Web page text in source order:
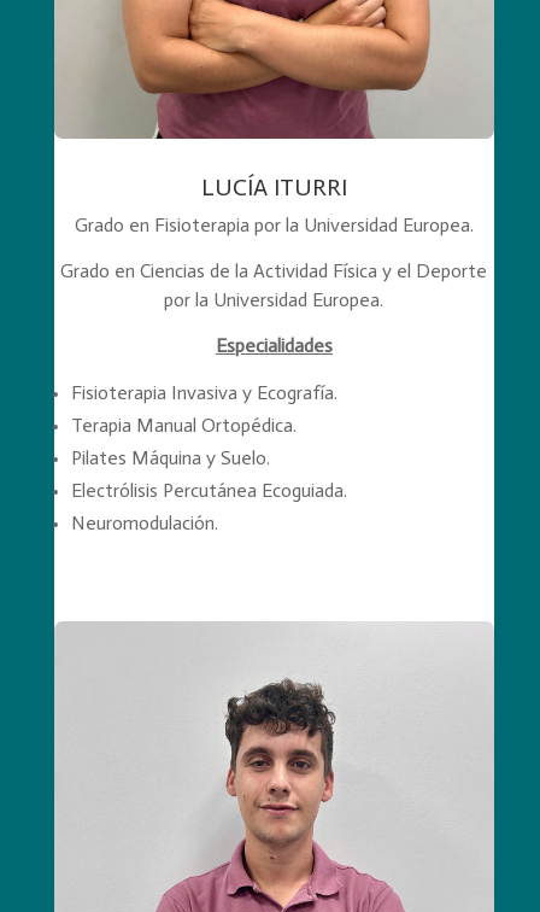
LUCÍA ITURRI
Grado en Fisioterapia por la Universidad Europea.
Grado en Ciencias de la Actividad Física y el Deporte
por la Universidad Europea.
Especialidades
Fisioterapia Invasiva y Ecografía.
Terapia Manual Ortopédica.
Pilates Máquina y Suelo.
Electrólisis Percutánea Ecoguiada.
Neuromodulación.